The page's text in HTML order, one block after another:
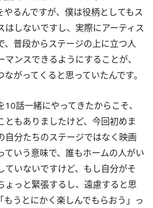
るんですが、僕は役柄としてもス
はしないですし、実際にアーティス
、普段からステージの上に立つ人
ンスできるようにすることが、
がってくると思っていたんです。
話一緒にやってきたからこそ、
ともありましたけど、今回初めま
自分たちのステージではなく映画
ていう意味で、誰もホームの人がい
ていないですけど、もし自分がそ
ょっと緊張するし、遠慮すると思
もうとにかく楽しんでもらおう」っ